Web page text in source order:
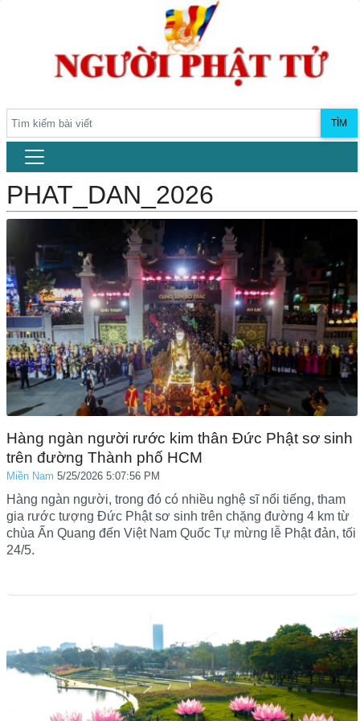
TÌM
PHAT_DAN_2026
Hàng ngàn người rước kim thân Đức Phật sơ sinh
trên đường Thành phố HCM
Miền Nam 5/25/2026 5:07:56 PM
Hàng ngàn người, trong đó có nhiều nghệ sĩ nổi tiếng, tham
gia rước tượng Đức Phật sơ sinh trên chặng đường 4 km từ
chùa Ấn Quang đến Việt Nam Quốc Tự mừng lễ Phật đản, tối
24/5.